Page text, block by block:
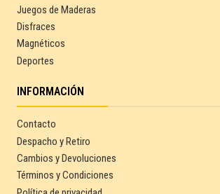
Juegos de Maderas
Disfraces
Magnéticos
Deportes
INFORMACIÓN
Contacto
Despacho y Retiro
Cambios y Devoluciones
Términos y Condiciones